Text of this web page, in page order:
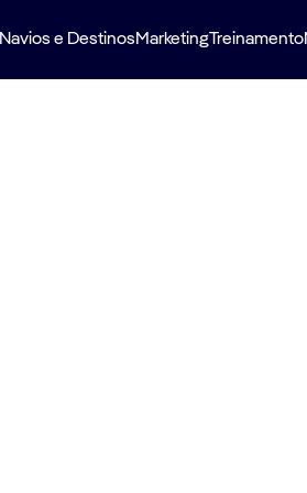
Navios e DestinosMarketingTreinamento